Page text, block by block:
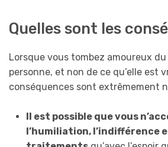
Quelles sont les
Lorsque vous tombez amoureux
personne, et non de ce qu’elle est
conséquences sont extrêmement
Il est possible que vous
l’humiliation, l’indifférence